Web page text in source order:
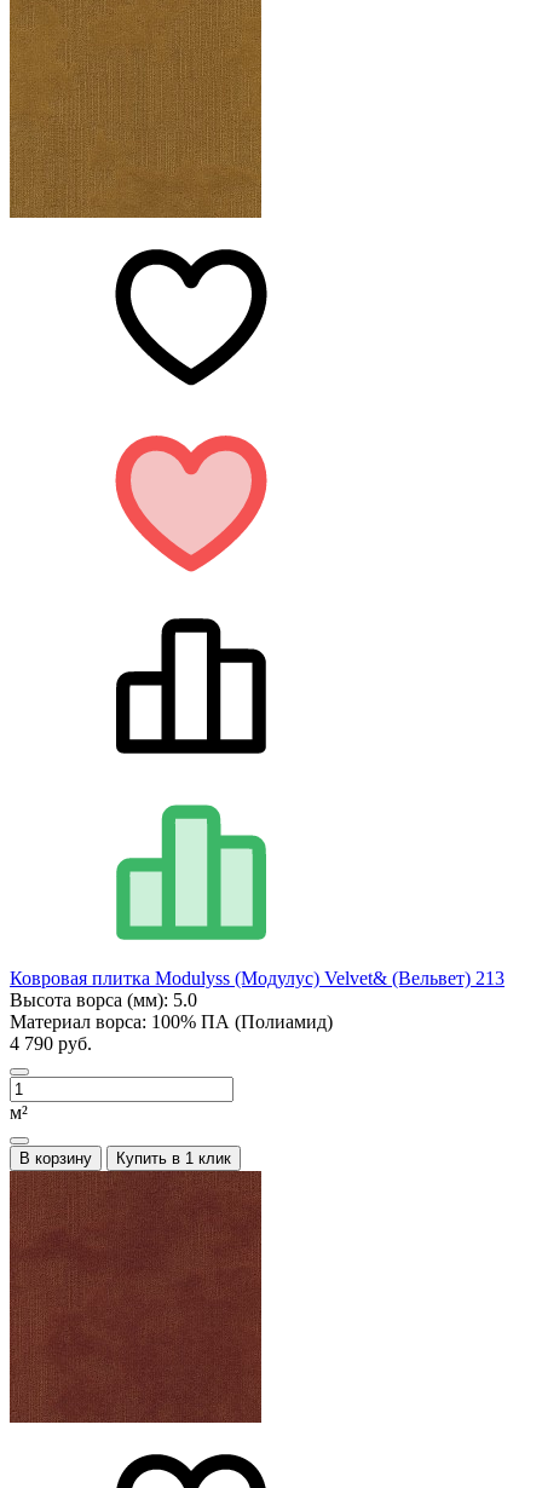
Ковровая плитка Modulyss (Модулус) Velvet& (Вельвет) 213
Высота ворса (мм): 5.0
Материал ворса: 100% ПА (Полиамид)
4 790 руб.
м²
В корзину Купить в 1 клик